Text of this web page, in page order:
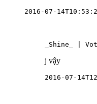
2016-07-
_Shine_ |
j vậy
2016-07-